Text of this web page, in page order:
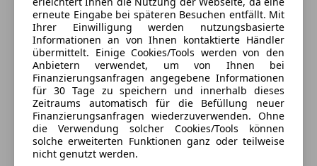
3 ähnliche Fahrzeuge gefunden
Ich erlaube den Händlern dieser
Fahrzeuge mich zu kontaktieren.
erneute Eingabe bei späteren Besuchen entfällt. Mit
Ihrer Einwilligung werden nutzungsbasierte
Informationen an von Ihnen kontaktierte Händler
übermittelt. Einige Cookies/Tools werden von den
Anbietern verwendet, um von Ihnen bei
Finanzierungsanfragen angegebene Informationen
für 30 Tage zu speichern und innerhalb dieses
Zeitraums automatisch für die Befüllung neuer
Finanzierungsanfragen wiederzuverwenden. Ohne
die Verwendung solcher Cookies/Tools können
solche erweiterten Funktionen ganz oder teilweise
nicht genutzt werden.